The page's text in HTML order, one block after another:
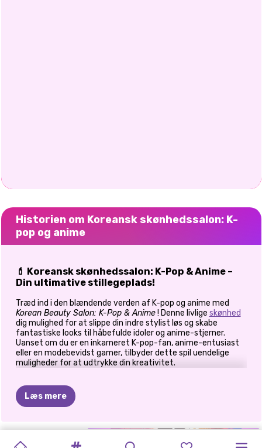
Historien om Koreansk skønhedssalon: K-
pop og anime
💄 Koreansk skønhedssalon: K-Pop & Anime –
Din ultimative stillegeplads!
Træd ind i den blændende verden af K-pop og anime med
Korean Beauty Salon: K-Pop & Anime! Denne livlige skønhed
dig mulighed for at slippe din indre stylist løs og skabe
fantastiske looks til håbefulde idoler og anime-stjerner.
Uanset om du er en inkarneret K-pop-fan, anime-entusiast
eller en modebevidst gamer, tilbyder dette spil uendelige
muligheder for at udtrykke din kreativitet.
Sådan spiller du
K-pop og anime
Start din stylingrejse ved at vælge en model, der er klar til en
glamourøs makeover. Dyk ned i et omfattende
Læs mere
BFFS
TEENAGE PRINSESSER
CELEBRITY BERØMTHED: